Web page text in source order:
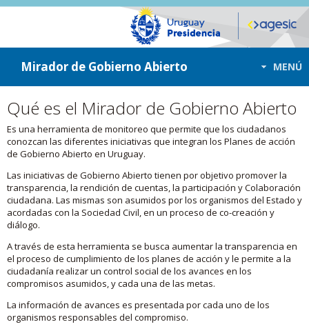
ir a contenido
ir al menú
Mirador de Gobierno Abierto MENÚ
Qué es el Mirador de Gobierno Abierto
Es una herramienta de monitoreo que permite que los ciudadanos
conozcan las diferentes iniciativas que integran los Planes de acción
de Gobierno Abierto en Uruguay.
Las iniciativas de Gobierno Abierto tienen por objetivo promover la
transparencia, la rendición de cuentas, la participación y Colaboración
ciudadana. Las mismas son asumidos por los organismos del Estado y
acordadas con la Sociedad Civil, en un proceso de co-creación y
diálogo.
A través de esta herramienta se busca aumentar la transparencia en
el proceso de cumplimiento de los planes de acción y le permite a la
ciudadanía realizar un control social de los avances en los
compromisos asumidos, y cada una de las metas.
La información de avances es presentada por cada uno de los
organismos responsables del compromiso.